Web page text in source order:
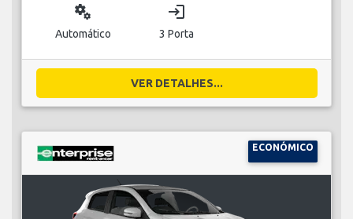
miscellaneous_services
Automático
login
3 Porta
VER DETALHES...
ECONÓMICO